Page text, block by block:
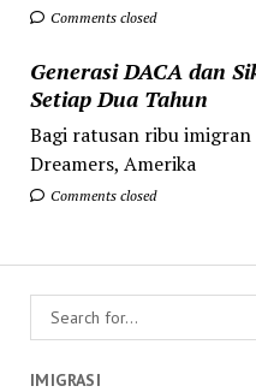
Comments closed
Generasi DACA dan
Setiap Dua Tahun
Bagi ratusan ribu imigran
Dreamers, Amerika
Comments closed
IMIGRASI